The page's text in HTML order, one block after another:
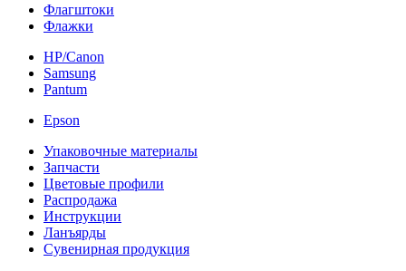
Флагштоки
Флажки
HP/Canon
Samsung
Pantum
Epson
Упаковочные материалы
Запчасти
Цветовые профили
Распродажа
Инструкции
Ланъярды
Сувенирная продукция